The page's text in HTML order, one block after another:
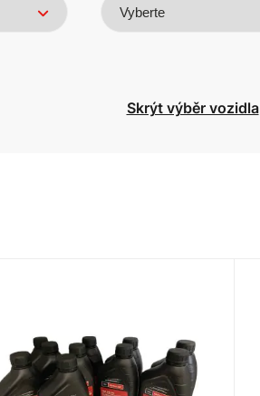
Skrýt výběr vozidla